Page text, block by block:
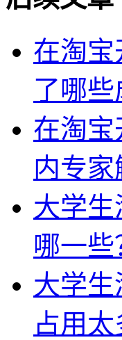
在淘
了哪些
在淘
内专家
大学
哪一些
大学
占用太